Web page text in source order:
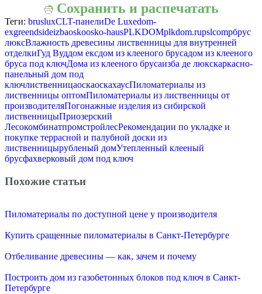
Сохранить и распечатать
Теги: brusluxCLT-панелиDe Luxedom-
exgreendsideizbaoskoosko-hausPLKDOMplkdom.rupslcompбрус
люксВлажность древесины лиственницы для внутренней
отделкиГуд Вуддом ексдом из клееного брусадом из клееного
бруса под ключДома из клееного брусаизба де люкскаркасно-
панельный дом под
ключлиственницаоскаоскахаусПиломатериалы из
лиственницы оптомПиломатериалы из лиственницы от
производителяПогонажные изделия из сибирской
лиственницыПриозерский
ЛесокомбинатпромстройлесРекомендации по укладке и
покупке террасной и палубной доски из
лиственницырубленый домУтепленный клееный
брусфахверковый дом под ключ
Похожие статьи
Пиломатериалы по доступной цене у производителя
Купить сращенные пиломатериалы в Санкт-Петербурге
Отбеливание древесины — как, зачем и почему
Построить дом из газобетонных блоков под ключ в Санкт-
Петербурге